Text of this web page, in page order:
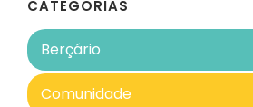
CATEGORIAS
Berçário
Comunidade